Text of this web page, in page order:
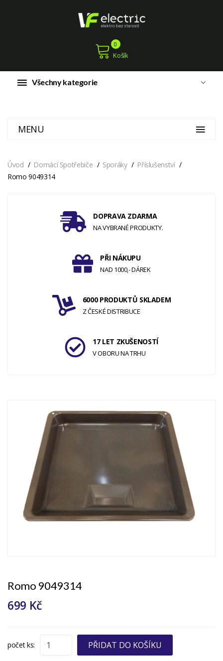
Košík
0
Všechny kategorie
MENU
Úvod Domácí Spotřebiče Sporáky
Příslušenství
Romo 9049314
DOPRAVA ZDARMA
NA VYBRANÉ PRODUKTY.
PŘI NÁKUPU
NAD 1000,- DÁREK
6000 PRODUKTŮ SKLADEM
Z ČESKÉ DISTRIBUCE
17 LET ZKUŠENOSTÍ
V OBORU NA TRHU
Romo 9049314
699 Kč
počet ks: PŘIDAT DO KOŠÍKU